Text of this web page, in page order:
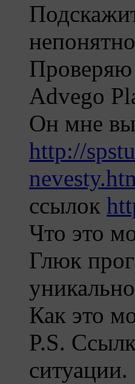
Advego
Он мне
http://
ссылок
Что это
Глюк
Как это
P.S.
ситуации.